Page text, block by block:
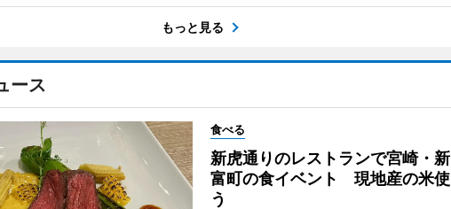
もっと見る
ース
食べる
新虎通りのレストランで宮崎・新
富町の食イベント 現地産の米使
う